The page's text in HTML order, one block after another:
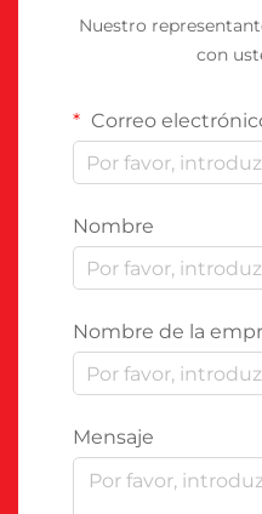
Nuestro
con
Correo
Nombre
Nombre de la
Mensaje